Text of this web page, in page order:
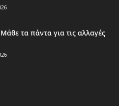
τα πάντα για τις αλλαγές